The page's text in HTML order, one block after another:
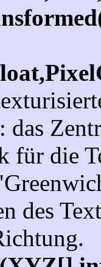
das
für die
des